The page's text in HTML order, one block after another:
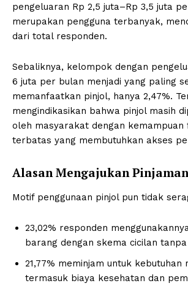
pengeluaran Rp 2,5 juta–Rp 3,5 juta
merupakan pengguna terbanyak,
dari total responden.
Sebaliknya, kelompok dengan
6 juta per bulan menjadi yang paling
memanfaatkan pinjol, hanya 2,47%.
mengindikasikan bahwa pinjol masih
oleh masyarakat dengan kemampuan
terbatas yang membutuhkan akses
Alasan Mengajukan
Motif penggunaan pinjol pun tidak
23,02% responden
barang dengan skema cicilan
21,77% meminjam untuk kebutuhan
termasuk biaya kesehatan dan